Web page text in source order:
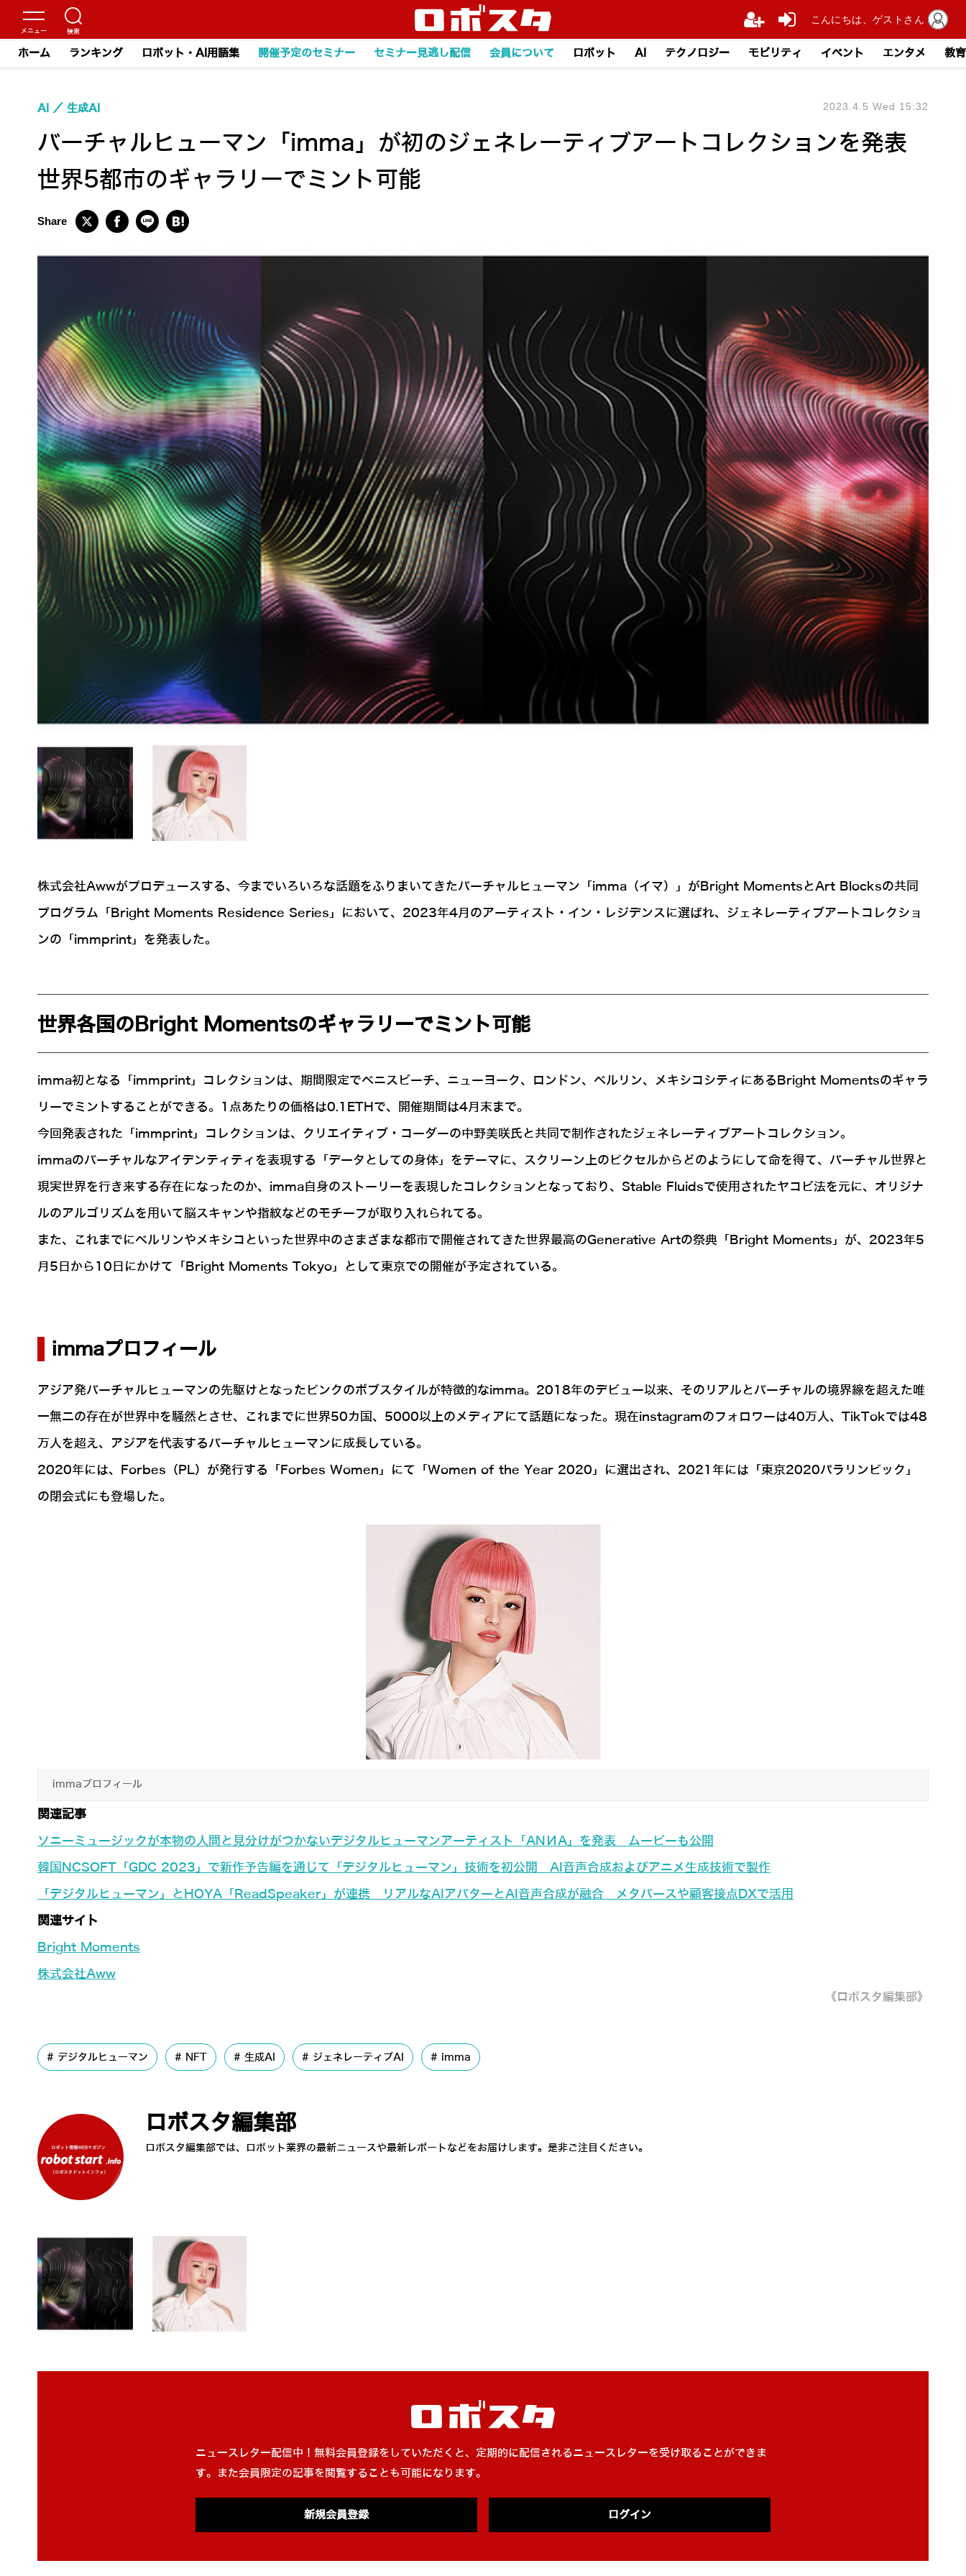
ホーム ランキング ロボット・AI用語集 開催予定のセミナー セミナー見逃し配信 会員について ロボット AI テクノロジー モビリティ イベント エンタメ 教育
バーチャルヒューマン「imma」が初のジェネレーティブアートコレクションを発表
世界5都市のギャラリーでミント可能
AI 生成AI 2023.4.5 Wed 15:32
株式会社Awwがプロデュースする、今までいろいろな話題をふりまいてきたバーチャルヒューマン「imma（イマ）」がBright MomentsとArt Blocksの共同
プログラム「Bright Moments Residence Series」において、2023年4月のアーティスト・イン・レジデンスに選ばれ、ジェネレーティブアートコレクショ
ンの「immprint」を発表した。
世界各国のBright Momentsのギャラリーでミント可能
imma初となる「immprint」コレクションは、期間限定でベニスビーチ、ニューヨーク、ロンドン、ベルリン、メキシコシティにあるBright Momentsのギャラ
リーでミントすることができる。1点あたりの価格は0.1ETHで、開催期間は4月末まで。
今回発表された「immprint」コレクションは、クリエイティブ・コーダーの中野美咲氏と共同で制作されたジェネレーティブアートコレクション。
immaのバーチャルなアイデンティティを表現する「データとしての身体」をテーマに、スクリーン上のピクセルからどのようにして命を得て、バーチャル世界と
現実世界を行き来する存在になったのか、imma自身のストーリーを表現したコレクションとなっており、Stable Fluidsで使用されたヤコビ法を元に、オリジナ
ルのアルゴリズムを用いて脳スキャンや指紋などのモチーフが取り入れられてる。
また、これまでにベルリンやメキシコといった世界中のさまざまな都市で開催されてきた世界最高のGenerative Artの祭典「Bright Moments」が、2023年5
月5日から10日にかけて「Bright Moments Tokyo」として東京での開催が予定されている。
immaプロフィール
アジア発バーチャルヒューマンの先駆けとなったピンクのボブスタイルが特徴的なimma。2018年のデビュー以来、そのリアルとバーチャルの境界線を超えた唯
一無二の存在が世界中を騒然とさせ、これまでに世界50カ国、5000以上のメディアにて話題になった。現在instagramのフォロワーは40万人、TikTokでは48
万人を超え、アジアを代表するバーチャルヒューマンに成長している。
2020年には、Forbes（PL）が発行する「Forbes Women」にて「Women of the Year 2020」に選出され、2021年には「東京2020パラリンピック」
の閉会式にも登場した。
immaプロフィール
関連記事
ソニーミュージックが本物の人間と見分けがつかないデジタルヒューマンアーティスト「ANИA」を発表 ムービーも公開
韓国NCSOFT「GDC 2023」で新作予告編を通じて「デジタルヒューマン」技術を初公開 AI音声合成およびアニメ生成技術で製作
「デジタルヒューマン」とHOYA「ReadSpeaker」が連携 リアルなAIアバターとAI音声合成が融合 メタバースや顧客接点DXで活用
関連サイト
Bright Moments
株式会社Aww
《ロボスタ編集部》
デジタルヒューマン NFT 生成AI ジェネレーティブAI imma
ロボスタ編集部
ロボスタ編集部では、ロボット業界の最新ニュースや最新レポートなどをお届けします。是非ご注目ください。
ニュースレター配信中！無料会員登録をしていただくと、定期的に配信されるニュースレターを受け取ることができま
す。また会員限定の記事を閲覧することも可能になります。
新規会員登録 ログイン
こんにちは、ゲストさん